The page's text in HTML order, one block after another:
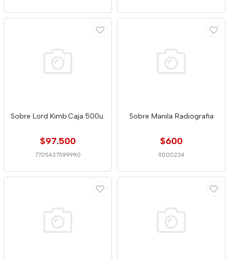
Sobre Lord Kimb.Caja 500u.
$97.500
7705437599990
Sobre Manila Radiografia
$600
11000234